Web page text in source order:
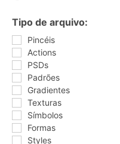
Tipo de arquivo:
Pincéis
Actions
PSDs
Padrões
Gradientes
Texturas
Símbolos
Formas
Styles